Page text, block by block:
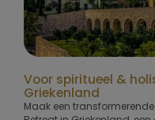
Voor spiritueel &
Griekenland
Maak een